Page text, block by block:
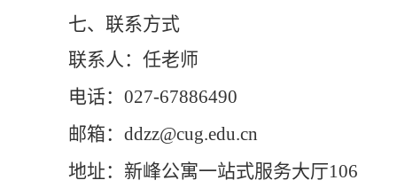
七、联系方式
联系人：任老师
电话：027-67886490
邮箱：ddzz@cug.edu.cn
地址：新峰公寓一站式服务大厅106